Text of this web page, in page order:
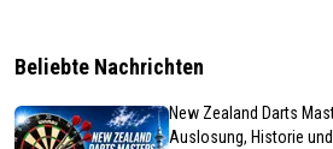
Beliebte Nachrichten
New Zealand Darts
Auslosung, Historie